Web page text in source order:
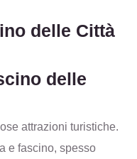
delle Città
delle
attrazioni turistiche.
e fascino, spesso